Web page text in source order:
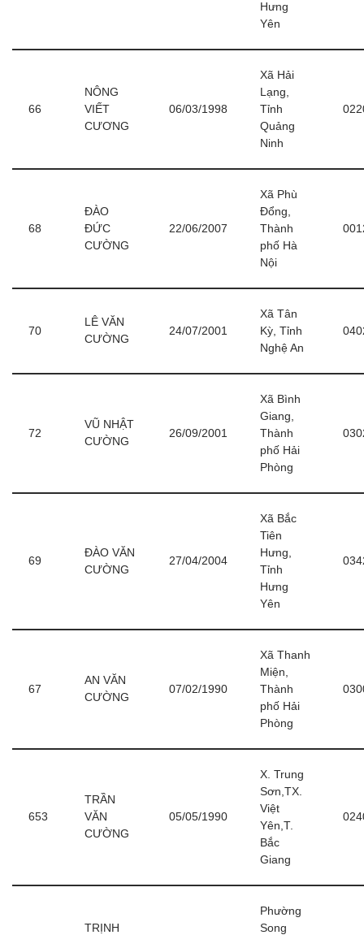
Hưng
Yên
66
NÔNG
VIẾT
CƯƠNG
06/03/1998
Xã Hải
Lạng,
Tỉnh
Quảng
Ninh
68
ĐÀO
ĐỨC
CƯỜNG
22/06/2007
Xã Phù
Đổng,
Thành
phố Hà
Nội
70
LÊ VĂN
CƯỜNG
24/07/2001
Xã Tân
Kỳ, Tỉnh
Nghệ An
72
VŨ NHẬT
CƯỜNG
26/09/2001
Xã Bình
Giang,
Thành
phố Hải
Phòng
69
ĐÀO VĂN
CƯỜNG
27/04/2004
Xã Bắc
Tiên
Hưng,
Tỉnh
Hưng
Yên
67
AN VĂN
CƯỜNG
07/02/1990
Xã Thanh
Miện,
Thành
phố Hải
Phòng
653
TRẦN
VĂN
CƯỜNG
05/05/1990
X. Trung
Sơn,TX.
Việt
Yên,T.
Bắc
Giang
TRỊNH
Phường
Song